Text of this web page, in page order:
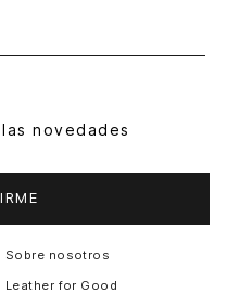
novedades
Sobre nosotros
Leather for Good